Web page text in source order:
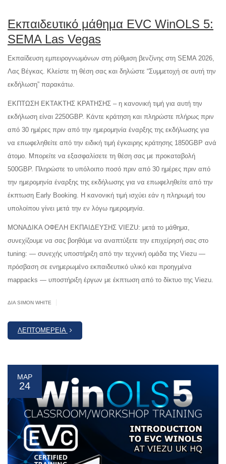
Εκπαιδευτικό μάθημα EVC WinOLS 5:
SEMA Las Vegas
Εκπαίδευση εμπειρογνωμόνων στη ρύθμιση βενζίνης στη SEMA 2026,
Λας Βέγκας. Κλείστε τη θέση σας και δηλώστε “Συμμετοχή σε αυτή την
εκδήλωση” παρακάτω.
ΕΚΠΤΩΣΗ ΕΚΤΑΚΤΗΣ ΚΡΑΤΗΣΗΣ – η κανονική τιμή για αυτή την
εκδήλωση είναι 2250GBP. Κάντε κράτηση και πληρώστε πλήρως πριν
από 30 ημέρες πριν από την ημερομηνία έναρξης της εκδήλωσης για
να επωφεληθείτε από την ειδική τιμή έγκαιρης κράτησης 1850GBP ανά
άτομο. Μπορείτε να εξασφαλίσετε τη θέση σας με προκαταβολή
500GBP. Πληρώστε το υπόλοιπο ποσό πριν από 30 ημέρες πριν από
την ημερομηνία έναρξης της εκδήλωσης για να επωφεληθείτε από την
έκπτωση Early Booking. Η κανονική τιμή ισχύει εάν η πληρωμή του
υπολοίπου γίνει μετά την εν λόγω ημερομηνία.
ΜΟΝΑΔΙΚΑ ΟΦΕΛΗ ΕΚΠΑΙΔΕΥΣΗΣ VIEZU: μετά το μάθημα,
συνεχίζουμε να σας βοηθάμε να αναπτύξετε την επιχείρησή σας στο
tuning: — συνεχής υποστήριξη από την τεχνική ομάδα της Viezu —
πρόσβαση σε ενημερωμένο εκπαιδευτικό υλικό και προηγμένα
mappacks — υποστήριξη έργων με έκπτωση από το δίκτυο της Viezu.
ΔΙΆ SIMON WHITE
ΛΕΠΤΟΜΈΡΕΙΑ
ΜΑΡ
24